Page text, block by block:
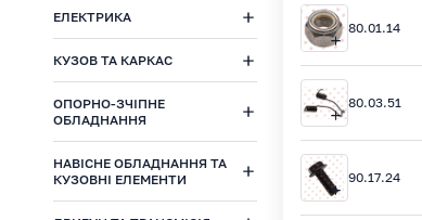
ЕЛЕКТРИКА
КУЗОВ ТА КАРКАС
ОПОРНО-ЗЧІПНЕ
ОБЛАДНАННЯ
НАВІСНЕ ОБЛАДНАННЯ ТА
КУЗОВНІ ЕЛЕМЕНТИ
80.01.14
80.03.51
90.17.24